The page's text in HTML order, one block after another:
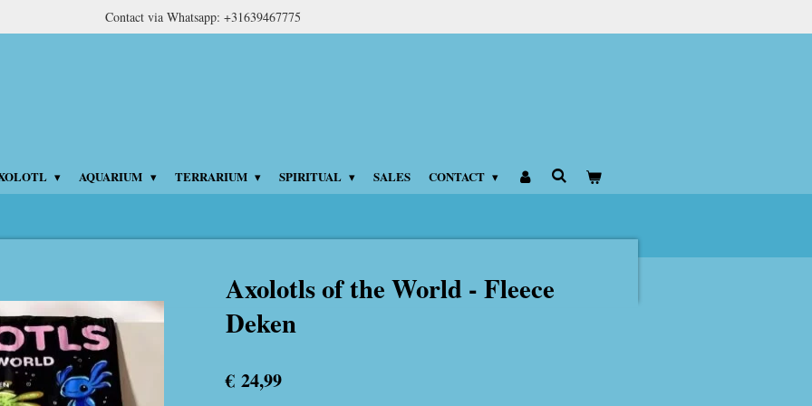
Contact via Whatsapp: +31639467775
AQUARIUM TERRARIUM SPIRITUAL SALES CONTACT
Axolotls of the World - Fleece
Deken
€ 24,99